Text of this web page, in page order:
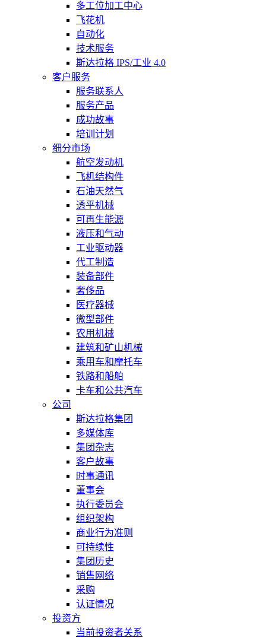
多工位加工中心
飞花机
自动化
技术服务
斯达拉格 IPS/工业 4.0
客户服务
服务联系人
服务产品
成功故事
培训计划
细分市场
航空发动机
飞机结构件
石油天然气
透平机械
可再生能源
液压和气动
工业驱动器
代工制造
装备部件
奢侈品
医疗器械
微型部件
农用机械
建筑和矿山机械
乘用车和摩托车
铁路和船舶
卡车和公共汽车
公司
斯达拉格集团
多媒体库
集团杂志
客户故事
时事通讯
董事会
执行委员会
组织架构
商业行为准则
可持续性
集团历史
销售网络
采购
认证情况
投资方
当前投资者关系